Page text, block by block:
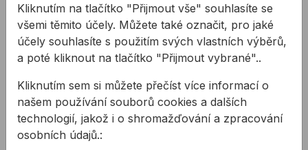
Kód: MT021222
30 z 43
Načíst více
Popis
Kliknutím na tlačítko "Přijmout vše" souhlasíte se
všemi těmito účely. Můžete také označit, pro jaké
účely souhlasíte s použitím svých vlastních výběrů,
a poté kliknout na tlačítko "Přijmout vybrané"..
Kliknutím sem si můžete přečíst více informací o
našem používání souborů cookies a dalších
technologií, jakož i o shromažďování a zpracování
osobních údajů.: